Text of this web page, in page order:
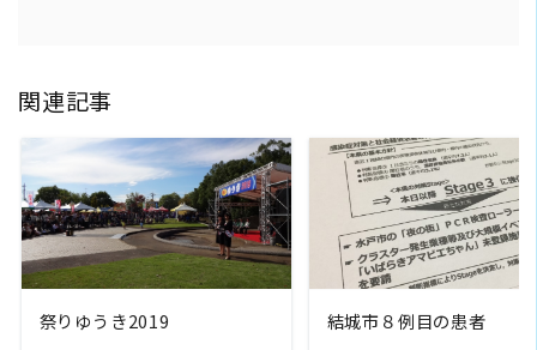
関連記事
READ MORE
祭りゆうき2019
READ MORE
結城市８例目の患者